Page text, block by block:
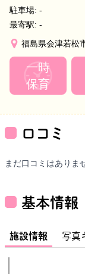
駐車場: -
最寄駅: -
福島県会津若松
一時
保育
口コミ
まだ口コミはありま
基本情報
施設情報 写真